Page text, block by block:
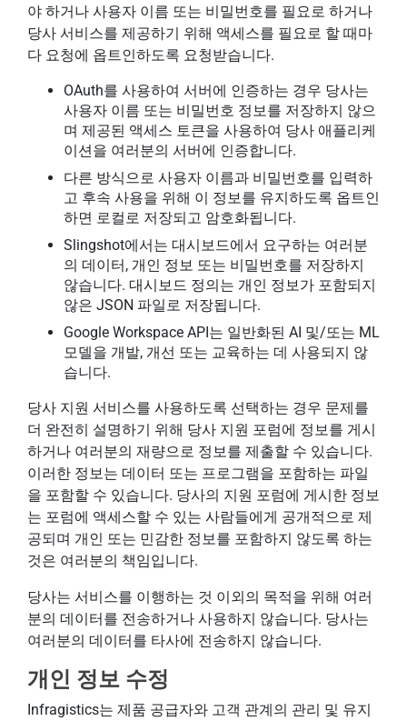
야 하거나 사용자 이름 또는 비밀번호를 필요로 하거나
당사 서비스를 제공하기 위해 액세스를 필요로 할 때마
다 요청에 옵트인하도록 요청받습니다.
OAuth를 사용하여 서버에 인증하는 경우 당사는
사용자 이름 또는 비밀번호 정보를 저장하지 않으
며 제공된 액세스 토큰을 사용하여 당사 애플리케
이션을 여러분의 서버에 인증합니다.
다른 방식으로 사용자 이름과 비밀번호를 입력하
고 후속 사용을 위해 이 정보를 유지하도록 옵트인
하면 로컬로 저장되고 암호화됩니다.
Slingshot에서는 대시보드에서 요구하는 여러분
의 데이터, 개인 정보 또는 비밀번호를 저장하지
않습니다. 대시보드 정의는 개인 정보가 포함되지
않은 JSON 파일로 저장됩니다.
Google Workspace API는 일반화된 AI 및/또는 ML
모델을 개발, 개선 또는 교육하는 데 사용되지 않
습니다.
당사 지원 서비스를 사용하도록 선택하는 경우 문제를
더 완전히 설명하기 위해 당사 지원 포럼에 정보를 게시
하거나 여러분의 재량으로 정보를 제출할 수 있습니다.
이러한 정보는 데이터 또는 프로그램을 포함하는 파일
을 포함할 수 있습니다. 당사의 지원 포럼에 게시한 정보
는 포럼에 액세스할 수 있는 사람들에게 공개적으로 제
공되며 개인 또는 민감한 정보를 포함하지 않도록 하는
것은 여러분의 책임입니다.
당사는 서비스를 이행하는 것 이외의 목적을 위해 여러
분의 데이터를 전송하거나 사용하지 않습니다. 당사는
여러분의 데이터를 타사에 전송하지 않습니다.
개인 정보 수정
Infragistics는 제품 공급자와 고객 관계의 관리 및 유지